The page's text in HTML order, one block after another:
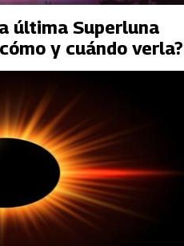
última Superluna
y cuándo verla?